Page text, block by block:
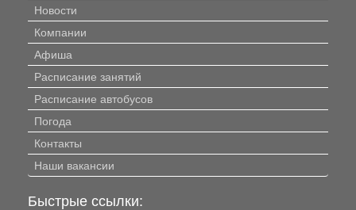
Новости
Компании
Афиша
Расписание занятий
Расписание автобусов
Погода
Контакты
Наши вакансии
Быстрые ссылки: